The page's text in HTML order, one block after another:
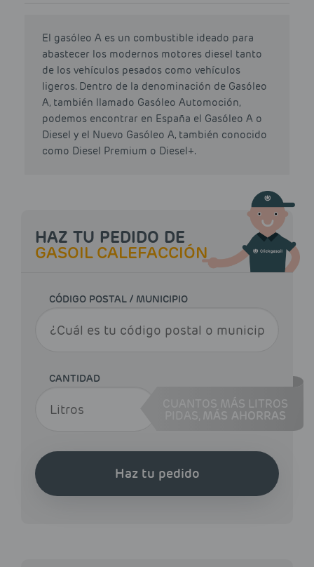
El gasóleo A es un combustible ideado para
abastecer los modernos motores diesel tanto
de los vehículos pesados como vehículos
ligeros. Dentro de la denominación de Gasóleo
A, también llamado Gasóleo Automoción,
podemos encontrar en España el Gasóleo A o
Diesel y el Nuevo Gasóleo A, también conocido
como Diesel Premium o Diesel+.
HAZ TU PEDIDO DE
GASOIL CALEFACCIÓN
CÓDIGO POSTAL / MUNICIPIO
CANTIDAD
CUANTOS MÁS LITROS
MÁS AHORRAS
Haz tu pedido